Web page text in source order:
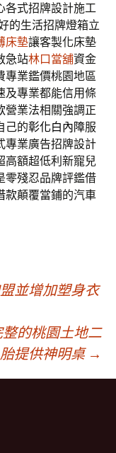
各式招牌設計施工
的生活招牌燈箱立
床墊讓客製化床墊
急站林口當舖資金
專業鑑價桃園地區
及專業都能信用條
營業法相關強調正
己的彰化白內障服
專業廣告招牌設計
高額超低利新寵兒
零殘忍品牌評鑑借
款顛覆當鋪的汽車
並增加塑身衣
的桃園土地二
胎提供神明桌 →